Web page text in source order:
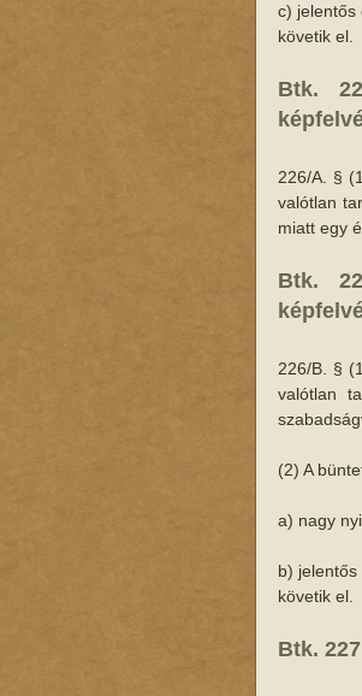
c) jelentős
követik el.
Btk.
226/A. §
valótlan
miatt egy
Btk.
226/B. §
valótlan
(2) A
a) nagy
b)
követik el.
Btk.